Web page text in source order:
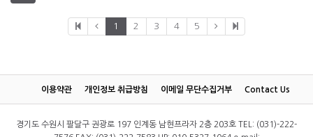
1 2 3 4 5
이용약관 개인정보 취급방침 이메일 무단수집거부 Contact Us
경기도 수원시 팔달구 권광로 197 인계동 남현프라자 2층 203호 TEL: (031)-222-